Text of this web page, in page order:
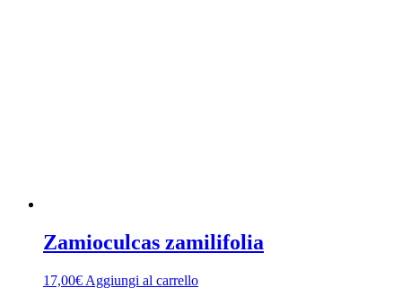
Zamioculcas zamilifolia
17,00€ Aggiungi al carrello